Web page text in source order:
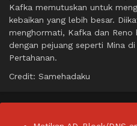
Kafka memutuskan untuk
kebaikan yang lebih besar.
menghormati, Kafka dan Reno
dengan pejuang seperti Mina
Pertahanan.
Credit: Samehadaku